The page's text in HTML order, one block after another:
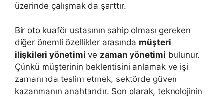
üzerinde çalışmak da şarttır.
Bir oto kuaför ustasının sahip olması gereken
diğer önemli özellikler arasında müşteri
ilişkileri yönetimi ve zaman yönetimi bulunur.
Çünkü müşterinin beklentisini anlamak ve işi
zamanında teslim etmek, sektörde güven
kazanmanın anahtarıdır. Son olarak, teknolojinin